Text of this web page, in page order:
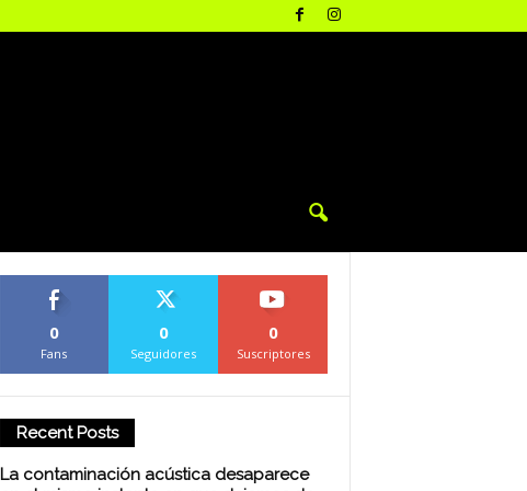
0
Fans
0
Seguidores
0
Suscriptores
Recent Posts
La contaminación acústica desaparece